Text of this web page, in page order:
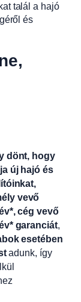
talál a hajó
és
dönt, hogy
új hajó és
vevő
cég vevő
garanciát,
esetében
adunk, így